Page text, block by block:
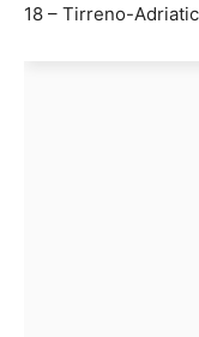
18 – Tirreno-